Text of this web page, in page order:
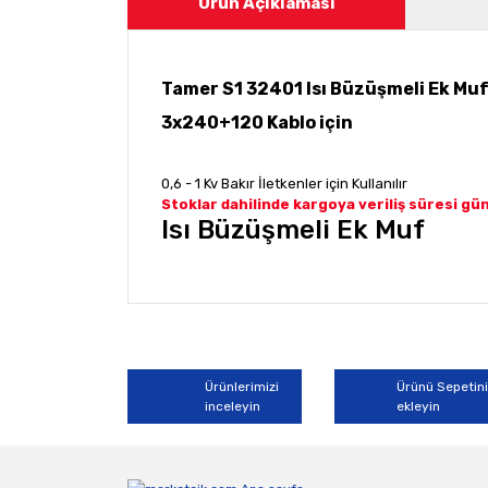
Tamer S1 32401 Isı Büzüşmeli Ek Muf
3x240+120 Kablo için
0,6 - 1 Kv Bakır İletkenler için Kullanılır
Stoklar dahilinde kargoya veriliş süresi
Isı Büzüşmeli Ek Muf
Bu ürünün fiyat bilgisi, resim, ürün
Ürün resmi kalitesiz, bozuk veya
Ürün açıklamasında eksik bilgiler bulunuyor.
Ürünlerimizi
inceleyin
Ürünü
ekleyin